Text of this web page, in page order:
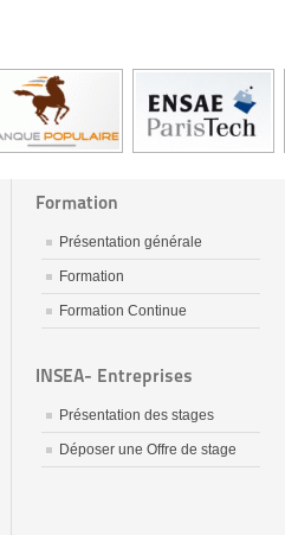
Formation
Présentation générale
Formation
Formation Continue
INSEA- Entreprises
Présentation des stages
Déposer une Offre de stage